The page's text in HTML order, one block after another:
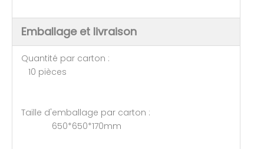
Emballage et livraison
Quantité par carton :
10 pièces
Taille d'emballage par carton :
650*650*170mm